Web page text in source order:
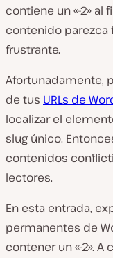
contiene un «-2» al
contenido parezca
frustrante.
Afortunadamente,
de tus URLs de
localizar el
slug único.
contenidos
lectores.
En esta entrada,
permanentes de
contener un «-2».